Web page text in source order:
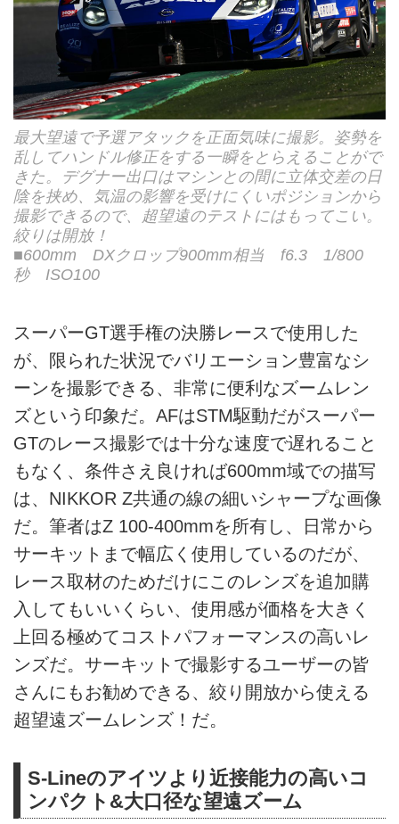
最大望遠で予選アタックを正面気味に撮影。姿勢を
乱してハンドル修正をする一瞬をとらえることがで
きた。デグナー出口はマシンとの間に立体交差の日
陰を挟め、気温の影響を受けにくいポジションから
撮影できるので、超望遠のテストにはもってこい。
絞りは開放！
■600mm DXクロップ900mm相当 f6.3 1/800
秒 ISO100
スーパーGT選手権の決勝レースで使用した
が、限られた状況でバリエーション豊富なシ
ーンを撮影できる、非常に便利なズームレン
ズという印象だ。AFはSTM駆動だがスーパー
GTのレース撮影では十分な速度で遅れること
もなく、条件さえ良ければ600mm域での描写
は、NIKKOR Z共通の線の細いシャープな画像
だ。筆者はZ 100-400mmを所有し、日常から
サーキットまで幅広く使用しているのだが、
レース取材のためだけにこのレンズを追加購
入してもいいくらい、使用感が価格を大きく
上回る極めてコストパフォーマンスの高いレ
ンズだ。サーキットで撮影するユーザーの皆
さんにもお勧めできる、絞り開放から使える
超望遠ズームレンズ！だ。
S-Lineのアイツより近接能力の高いコ
ンパクト&大口径な望遠ズーム